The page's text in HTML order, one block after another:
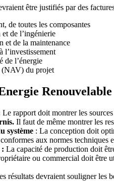
être justifiés par des
de toutes les composantes
de l’ingénierie
et de la maintenance
l’investissement
de l’énergie
(NAV) du projet
Renouvelable
Le rapport doit montrer les
Il faut de même montrer les
système : La conception doit
aux normes techniques
: La capacité de production doit
ou commercial doit être
résultats devraient souligner les